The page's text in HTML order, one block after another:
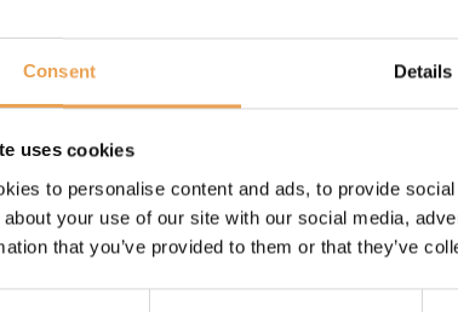
Consent Details
uses cookies
to personalise content and ads, to provide
about your use of our site with our social media,
that you’ve provided to them or that they’ve
Mentions légales
Conditions d'utilisation